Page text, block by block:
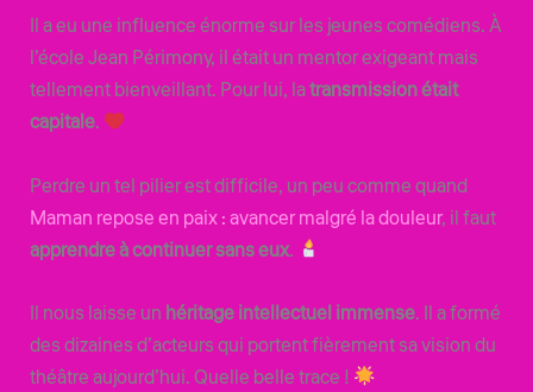
Il a eu une influence énorme sur les jeunes comédiens. À
l’école Jean Périmony, il était un mentor exigeant mais
tellement bienveillant. Pour lui, latransmission était
capitale.
Perdre un tel pilier est difficile, un peu comme quand
Maman repose en paix : avancer malgré la douleur, il faut
apprendre à continuer sans eux.
Il nous laisse un héritage intellectuel immense. Il a formé
des dizaines d’acteurs qui portent fièrement sa vision du
théâtre aujourd’hui. Quelle belle trace !